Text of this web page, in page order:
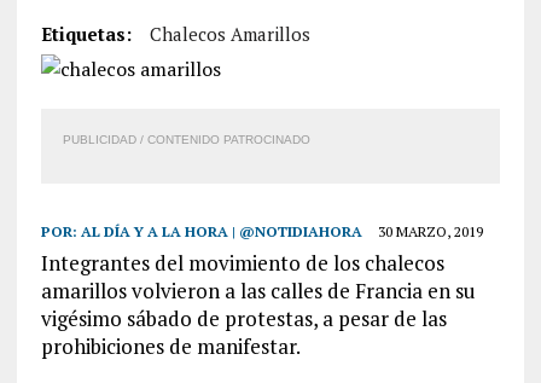
Etiquetas: Chalecos Amarillos
PUBLICIDAD / CONTENIDO PATROCINADO
POR: AL DÍA Y A LA HORA | @NOTIDIAHORA 30 MARZO, 2019
Integrantes del movimiento de los chalecos
amarillos volvieron a las calles de Francia en su
vigésimo sábado de protestas, a pesar de las
prohibiciones de manifestar.